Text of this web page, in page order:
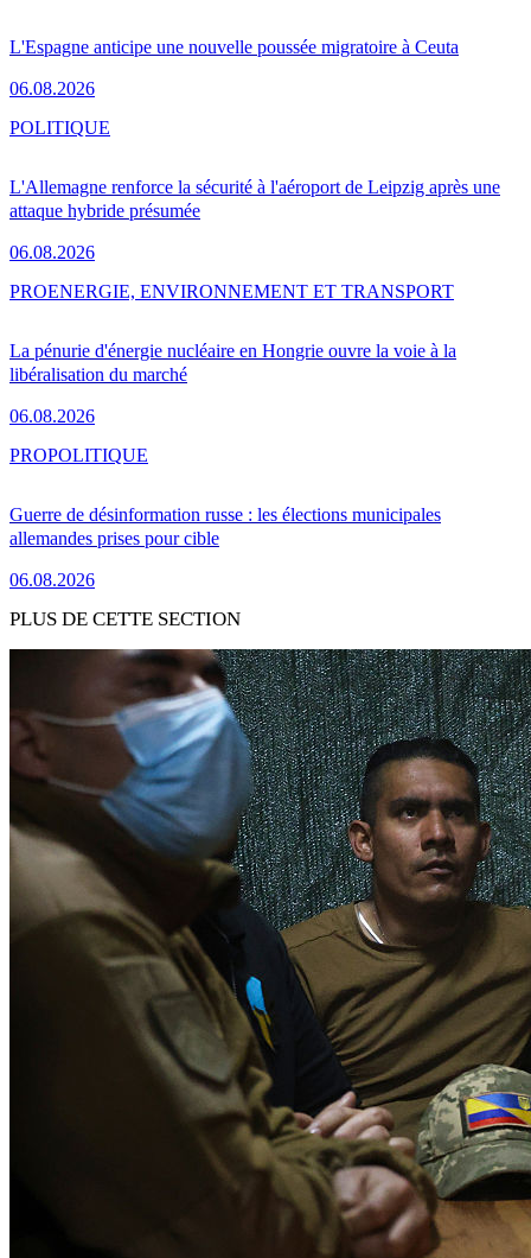
L'Espagne anticipe une nouvelle poussée migratoire à Ceuta
06.08.2026
L'Allemagne renforce la sécurité à l'aéroport de Leipzig après une
attaque hybride présumée
06.08.2026
POLITIQUE
La pénurie d'énergie nucléaire en Hongrie ouvre la voie à la
libéralisation du marché
06.08.2026
PROENERGIE, ENVIRONNEMENT ET TRANSPORT
Guerre de désinformation russe : les élections municipales
allemandes prises pour cible
06.08.2026
PROPOLITIQUE
PLUS DE CETTE SECTION